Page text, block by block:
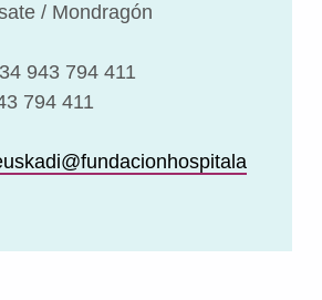
/ Mondragón
943 794 411
794 411